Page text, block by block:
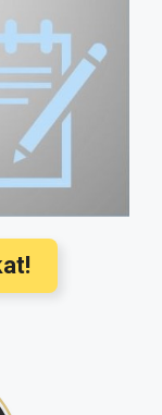
(4182)
a
és